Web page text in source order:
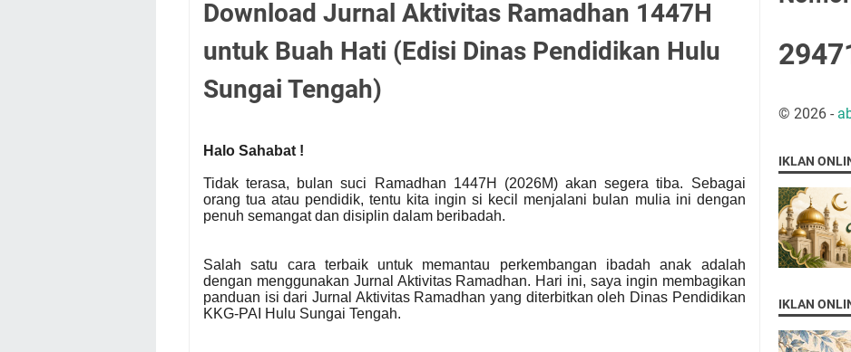
Download Jurnal Aktivitas Ramadhan 1447H
untuk Buah Hati (Edisi Dinas Pendidikan Hulu
Sungai Tengah)
Halo Sahabat !
Tidak terasa, bulan suci Ramadhan 1447H (2026M) akan segera tiba. Sebagai
orang tua atau pendidik, tentu kita ingin si kecil menjalani bulan mulia ini dengan
penuh semangat dan disiplin dalam beribadah.
Salah satu cara terbaik untuk memantau perkembangan ibadah anak adalah
dengan menggunakan Jurnal Aktivitas Ramadhan. Hari ini, saya ingin membagikan
panduan isi dari Jurnal Aktivitas Ramadhan yang diterbitkan oleh Dinas Pendidikan
KKG-PAI Hulu Sungai Tengah.
2947
© 2026-
IKLAN
IKLAN